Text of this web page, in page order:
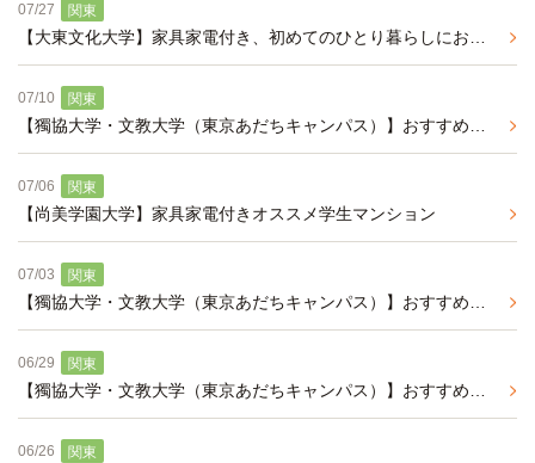
07/27 関東
07/10 関東
07/06 関東
【尚美学園大学】家具家電付きオススメ学生マンション
07/03 関東
06/29 関東
06/26 関東